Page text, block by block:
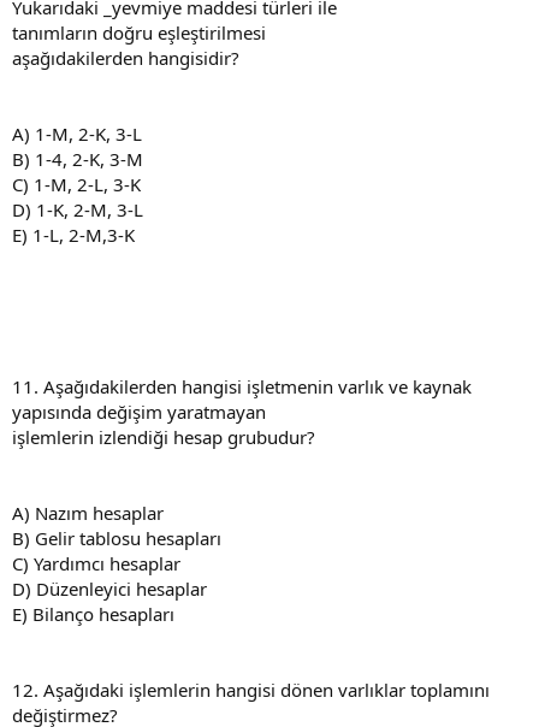
Yukarıdaki _yevmiye maddesi türleri ile
tanımların doğru eşleştirilmesi
aşağıdakilerden hangisidir?
A) 1-M, 2-K, 3-L
B) 1-4, 2-K, 3-M
C) 1-M, 2-L, 3-K
D) 1-K, 2-M, 3-L
E) 1-L, 2-M,3-K
11. Aşağıdakilerden hangisi işletmenin varlık ve kaynak
yapısında değişim yaratmayan
işlemlerin izlendiği hesap grubudur?
A) Nazım hesaplar
B) Gelir tablosu hesapları
C) Yardımcı hesaplar
D) Düzenleyici hesaplar
E) Bilanço hesapları
12. Aşağıdaki işlemlerin hangisi dönen varlıklar toplamını
değiştirmez?